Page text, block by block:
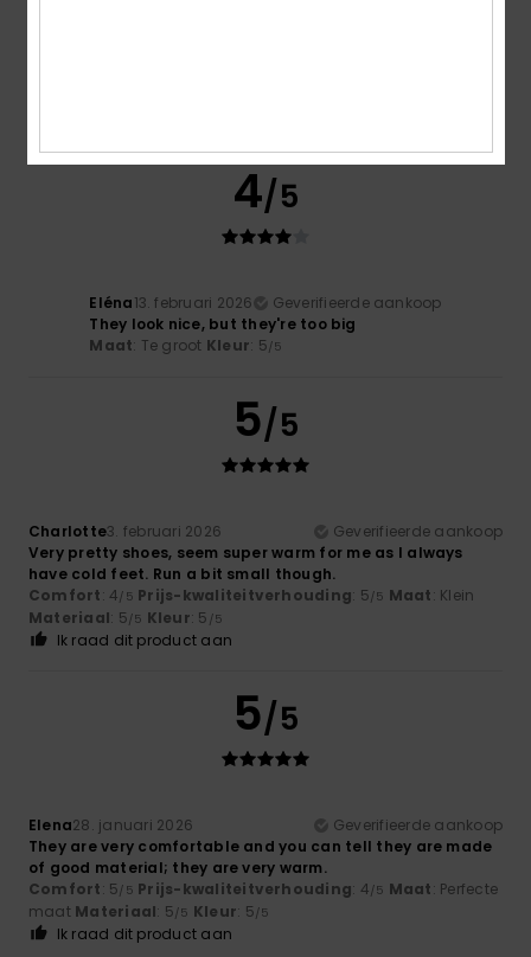
4/5
Eléna13. februari 2026
Geverifieerde aankoop
They look nice, but they're too big
Maat: Te groot Kleur: 5/5
5/5
Charlotte3. februari 2026
Geverifieerde aankoop
Very pretty shoes, seem super warm for me as I always
have cold feet. Run a bit small though.
Comfort: 4/5 Prijs-kwaliteitverhouding: 5/5 Maat: Klein
Materiaal: 5/5 Kleur: 5 /5
Ik raad dit product aan
5/5
Elena28. januari 2026
Geverifieerde aankoop
They are very comfortable and you can tell they are made
of good material; they are very warm.
Comfort: 5/5 Prijs-kwaliteitverhouding: 4/5 Maat: Perfecte
maat Materiaal: 5/5 Kleur: 5/5
Ik raad dit product aan